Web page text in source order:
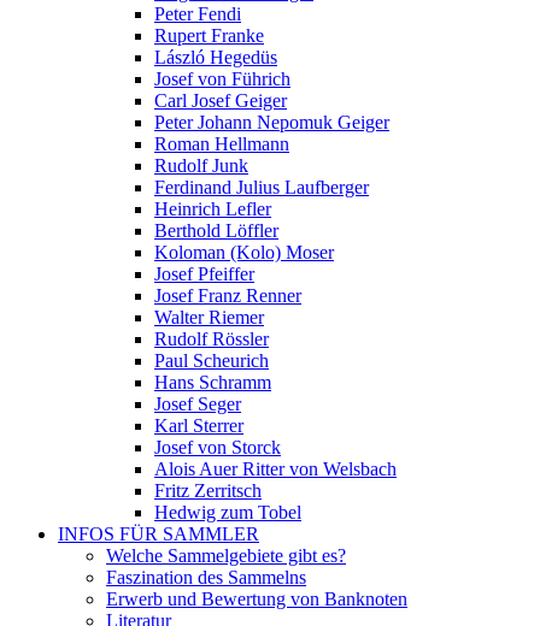
Peter Fendi
Rupert Franke
László Hegedüs
Josef von Führich
Carl Josef Geiger
Peter Johann Nepomuk Geiger
Roman Hellmann
Rudolf Junk
Ferdinand Julius Laufberger
Heinrich Lefler
Berthold Löffler
Koloman (Kolo) Moser
Josef Pfeiffer
Josef Franz Renner
Walter Riemer
Rudolf Rössler
Paul Scheurich
Hans Schramm
Josef Seger
Karl Sterrer
Josef von Storck
Alois Auer Ritter von Welsbach
Fritz Zerritsch
Hedwig zum Tobel
INFOS FÜR SAMMLER
Welche Sammelgebiete gibt es?
Faszination des Sammelns
Erwerb und Bewertung von Banknoten
Literatur